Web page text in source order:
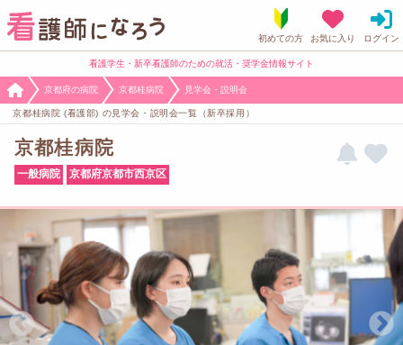
看護学生・新卒看護師のための就活・奨学金情報サイト
京都府の病院 京都桂病院 見学会・説明会
京都桂病院 (看護部) の見学会・説明会一覧（新卒採用）
京都桂病院
一般病院 京都府京都市西京区